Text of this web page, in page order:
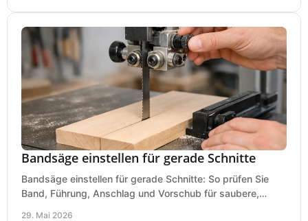
Bandsäge einstellen für gerade Schnitte
Bandsäge einstellen für gerade Schnitte: So prüfen Sie
Band, Führung, Anschlag und Vorschub für saubere,
29. Mai 2026